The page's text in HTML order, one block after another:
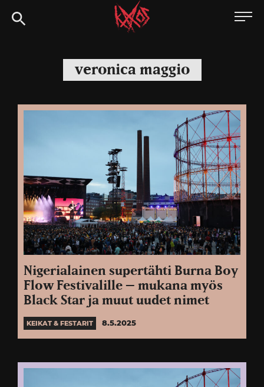
Siirry
suoraan
Kaaoszine
veronica maggio
Nigerialainen supertähti Burna Boy
Flow Festivalille – mukana myös
Black Star ja muut uudet nimet
KEIKAT & FESTARIT 8.5.2025